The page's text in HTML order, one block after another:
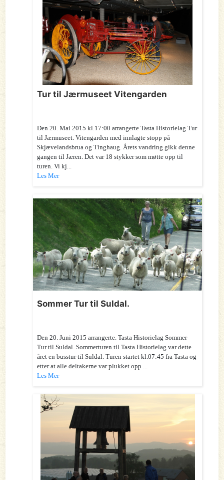
Tur til Jærmuseet Vitengarden
Den 20. Mai 2015 kl.17:00 arrangerte Tasta Historielag Tur
til Jærmuseet. Vitengarden med innlagte stopp på
Skjævelandsbrua og Tinghaug. Årets vandring gikk denne
gangen til Jæren. Det var 18 stykker som møtte opp til
turen. Vi kj...
Les Mer
Sommer Tur til Suldal.
Den 20. Juni 2015 arrangerte. Tasta Historielag Sommer
Tur til Suldal. Sommerturen til Tasta Historielag var dette
året en busstur til Suldal. Turen startet kl.07:45 fra Tasta og
etter at alle deltakerne var plukket opp ...
Les Mer